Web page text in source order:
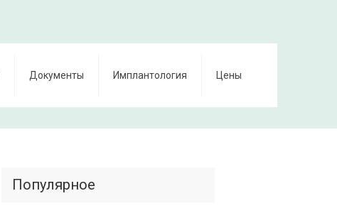
Документы Имплантология Цены
Популярное